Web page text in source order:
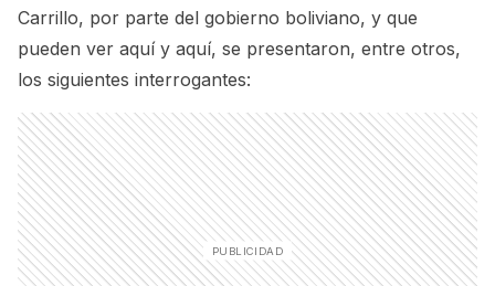
Carrillo, por parte del gobierno boliviano, y que
pueden ver aquíy aquí, se presentaron, entre otros,
los siguientes interrogantes: